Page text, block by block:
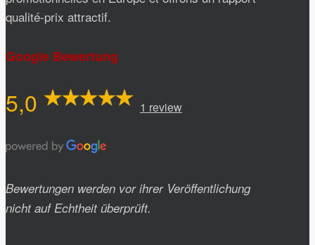
qualité-prix attractif.
Google Bewertung
5,0 1 review
Bewertungen werden vor ihrer Veröffentlichung
nicht auf Echtheit überprüft.